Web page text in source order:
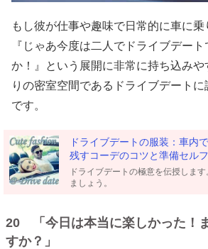
もし彼が仕事や趣味で日常的に車に乗
『じゃあ今度は二人でドライブデート
か！』という展開に非常に持ち込みや
りの密室空間であるドライブデート
です。
ドライブデートの服装：車内
残すコーデのコツと準備セル
ドライブデートの極意を伝授しま
ましょう。
20 「今日は本当に楽しかった！
すか？」